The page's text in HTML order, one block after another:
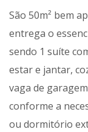
São 50m² bem
entrega o
sendo 1 suíte
estar e jantar,
vaga de
conforme a
ou dormitório